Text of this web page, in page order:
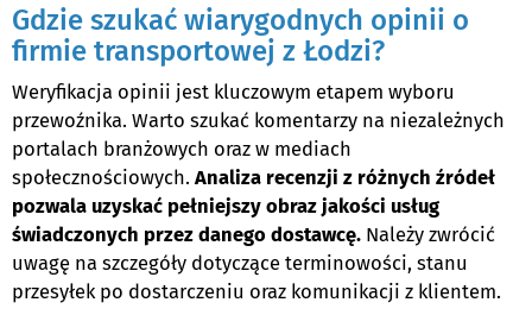
Gdzie szukać wiarygodnych opinii o
firmie transportowej z Łodzi?
Weryfikacja opinii jest kluczowym etapem wyboru
przewoźnika. Warto szukać komentarzy na niezależnych
portalach branżowych oraz w mediach
społecznościowych. Analiza recenzji z różnych źródeł
pozwala uzyskać pełniejszy obraz jakości usług
świadczonych przez danego dostawcę. Należy zwrócić
uwagę na szczegóły dotyczące terminowości, stanu
przesyłek po dostarczeniu oraz komunikacji z klientem.